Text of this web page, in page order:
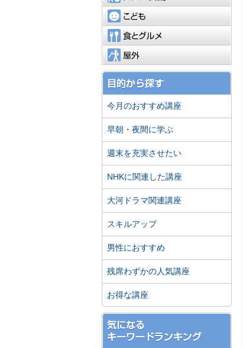
今月のおすすめ講座
早朝・夜間に学ぶ
週末を充実させたい
NHKに関連した講座
大河ドラマ関連講座
スキルアップ
男性におすすめ
残席わずかの人気講座
お得な講座